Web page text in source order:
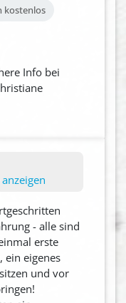
kostenlos
Info bei
- alle sind
erste
ein eigenes
und vor